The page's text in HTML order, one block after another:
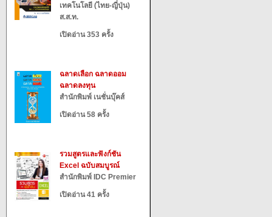
เทคโนโลยี (ไทย-ญี่ปุ่น)
ส.ส.ท.
เปิดอ่าน 353 ครั้ง
ฉลาดเลือก ฉลาดออม
ฉลาดลงทุน
สำนักพิมพ์ เนชั่นบุ๊คส์
เปิดอ่าน 58 ครั้ง
รวมสูตรและฟังก์ชัน
Excel ฉบับสมบูรณ์
สำนักพิมพ์ IDC Premier
เปิดอ่าน 41 ครั้ง